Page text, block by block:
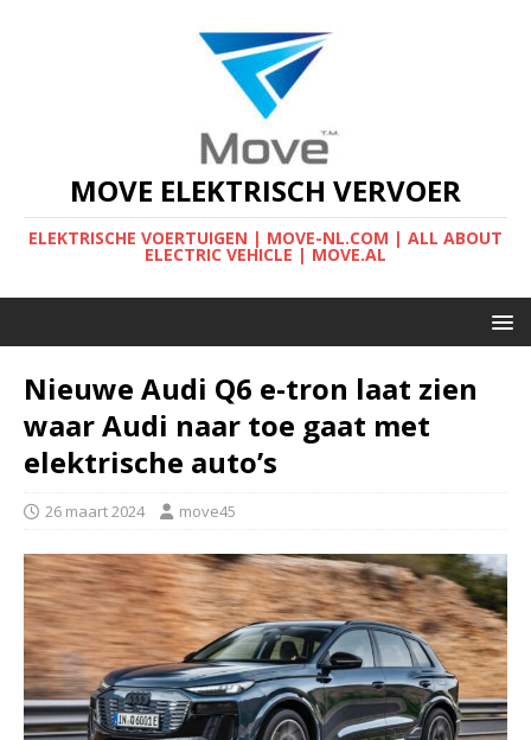
MOVE ELEKTRISCH VERVOER
ELEKTRISCHE VOERTUIGEN | MOVE-NL.COM | ALL ABOUT
ELECTRIC VEHICLE | MOVE.AL
Nieuwe Audi Q6 e-tron laat zien
waar Audi naar toe gaat met
elektrische auto’s
26 maart 2024 move45